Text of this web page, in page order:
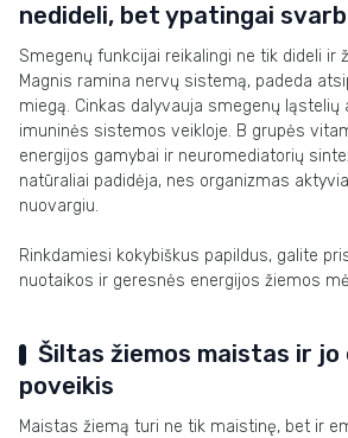
nedideli, bet ypatingai
Smegenų funkcijai reikalingi ne tik dideli ir
Magnis ramina nervų sistemą, padeda
miegą. Cinkas dalyvauja smegenų ląstelių
imuninės sistemos veikloje. B grupės
energijos gamybai ir neuromediatorių
natūraliai padidėja, nes organizmas
nuovargiu.
Rinkdamiesi kokybiškus papildus, galite
nuotaikos ir geresnės energijos žiemos
Šiltas žiemos maistas ir jo
poveikis
Maistas žiemą turi ne tik maistinę, bet ir